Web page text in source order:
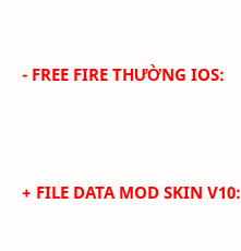
- FREE FIRE THƯỜNG IOS:
+ FILE DATA MOD SKIN V10: